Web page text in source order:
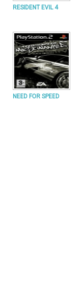
RESIDENT EVIL 4
NEED FOR SPEED